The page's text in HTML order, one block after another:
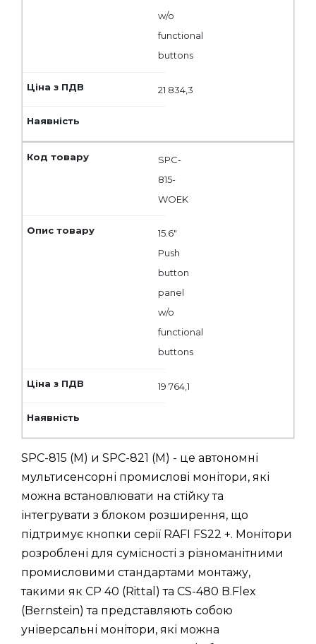
w/o
functional
buttons
21 834,3
SPC-
815-
WOEK
15.6"
Push
button
panel
w/o
functional
buttons
19 764,1
SPC-815 (M) и SPC-821 (M) - це автономні
мультисенсорні промислові монітори, які
можна встановлювати на стійку та
інтегрувати з блоком розширення, що
підтримує кнопки серії RAFI FS22 +. Монітори
розроблені для сумісності з різноманітними
промисловими стандартами монтажу,
такими як CP 40 (Rittal) та CS-480 B.Flex
(Bernstein) та представляють собою
універсальні монітори, які можна